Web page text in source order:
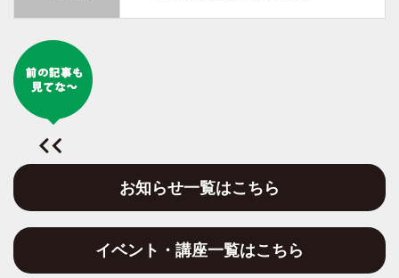
お知らせ一覧はこちら
イベント・講座一覧はこちら